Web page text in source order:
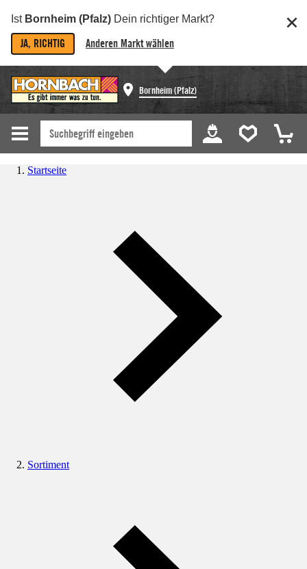
Ist Bornheim (Pfalz) Dein richtiger Markt?
JA, RICHTIG Anderen Markt wählen
Bornheim (Pfalz)
Startseite
Sortiment